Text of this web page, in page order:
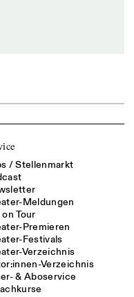
/ Stellenmarkt
Meldungen
on Tour
Premieren
Festivals
Verzeichnis
Verzeichnis
& Aboservice